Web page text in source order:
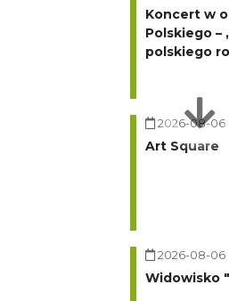
Koncert w
Polskiego –
polskiego
2026-08-06
Art Square
2026-08-06
Widowisko